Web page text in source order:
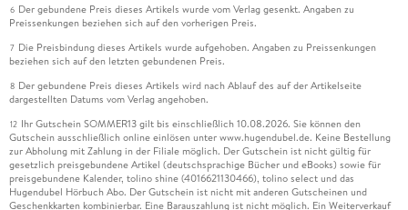
6 Der gebundene Preis dieses Artikels wurde vom Verlag gesenkt. Angaben zu
Preissenkungen beziehen sich auf den vorherigen Preis.
7 Die Preisbindung dieses Artikels wurde aufgehoben. Angaben zu Preissenkungen
beziehen sich auf den letzten gebundenen Preis.
8 Der gebundene Preis dieses Artikels wird nach Ablauf des auf der Artikelseite
dargestellten Datums vom Verlag angehoben.
12 Ihr Gutschein SOMMER13 gilt bis einschließlich 10.08.2026. Sie können den
Gutschein ausschließlich online einlösen unter www.hugendubel.de. Keine Bestellung
zur Abholung mit Zahlung in der Filiale möglich. Der Gutschein ist nicht gültig für
gesetzlich preisgebundene Artikel (deutschsprachige Bücher und eBooks) sowie für
preisgebundene Kalender, tolino shine (4016621130466), tolino select und das
Hugendubel Hörbuch Abo. Der Gutschein ist nicht mit anderen Gutscheinen und
Geschenkkarten kombinierbar. Eine Barauszahlung ist nicht möglich. Ein Weiterverkauf